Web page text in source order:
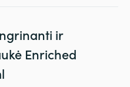
ir
Enriched